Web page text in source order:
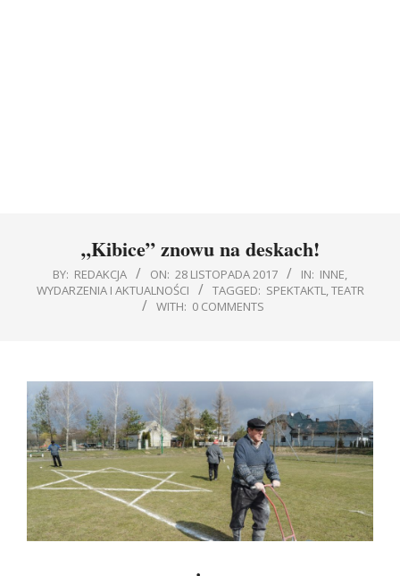
„Kibice” znowu na deskach!
BY: REDAKCJA ON: 28 LISTOPADA 2017 IN: INNE,
WYDARZENIA I AKTUALNOŚCI
TAGGED: SPEKTAKTL,TEATR
WITH: 0 COMMENTS